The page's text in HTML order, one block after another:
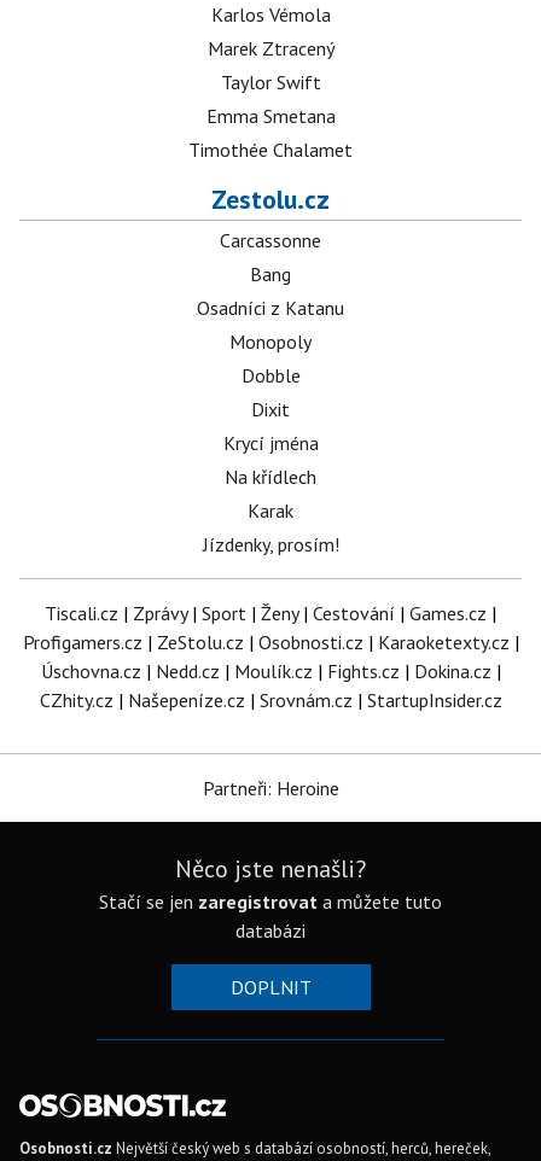
Karlos Vémola
Marek Ztracený
Taylor Swift
Emma Smetana
Timothée Chalamet
Zestolu.cz
Carcassonne
Bang
Osadníci z Katanu
Monopoly
Dobble
Dixit
Krycí jména
Na křídlech
Karak
Jízdenky, prosím!
Tiscali.cz | Zprávy| Sport | Ženy| Cestování | Games.cz |
Profigamers.cz | ZeStolu.cz | Osobnosti.cz | Karaoketexty.cz |
Úschovna.cz | Nedd.cz | Moulík.cz | Fights.cz | Dokina.cz |
CZhity.cz | Našepeníze.cz | Srovnám.cz | StartupInsider.cz
Partneři: Heroine
Něco jste nenašli?
Stačí se jen zaregistrovat a můžete tuto
databázi
DOPLNIT
Osobnosti.cz Největší český web s databází osobností, herců, hereček,